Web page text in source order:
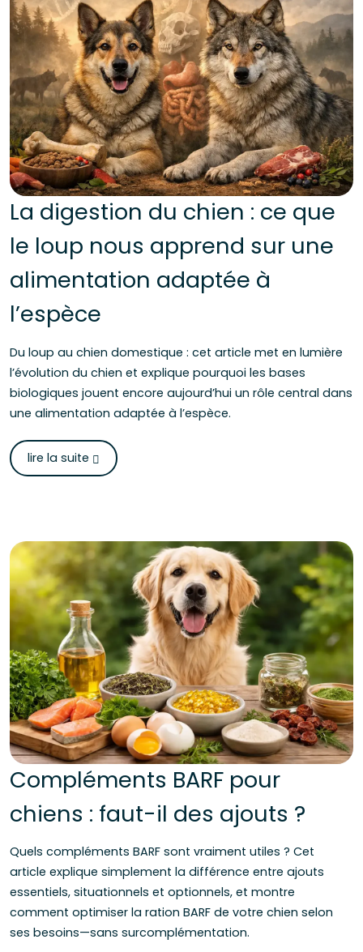
La digestion du chien : ce que
le loup nous apprend sur une
alimentation adaptée à
l’espèce
Du loup au chien domestique : cet article met en lumière
l’évolution du chien et explique pourquoi les bases
biologiques jouent encore aujourd’hui un rôle central dans
une alimentation adaptée à l’espèce.
lire la suite
Compléments BARF pour
chiens : faut-il des ajouts ?
Quels compléments BARF sont vraiment utiles ? Cet
article explique simplement la différence entre ajouts
essentiels, situationnels et optionnels, et montre
comment optimiser la ration BARF de votre chien selon
ses besoins—sans surcomplémentation.